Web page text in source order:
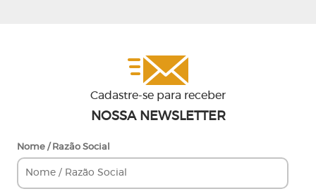
Cadastre-se para receber
NOSSA NEWSLETTER
Nome / Razão Social